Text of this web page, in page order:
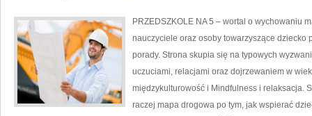
PRZEDSZKOLE NA 5 – wortal o wychowaniu
nauczyciele oraz osoby towarzyszące dziecko
porady. Strona skupia się na typowych
uczuciami, relacjami oraz dojrzewaniem w
międzykulturowość i Mindfulness i relaksacja.
raczej mapa drogowa po tym, jak wspierać